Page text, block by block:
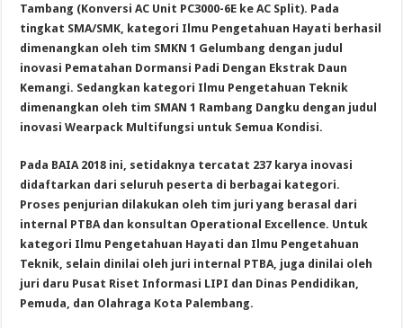
Tambang (Konversi AC Unit PC3000-6E ke AC Split). Pada
tingkat SMA/SMK, kategori Ilmu Pengetahuan Hayati berhasil
dimenangkan oleh tim SMKN 1 Gelumbang dengan judul
inovasi Pematahan Dormansi Padi Dengan Ekstrak Daun
Kemangi. Sedangkan kategori Ilmu Pengetahuan Teknik
dimenangkan oleh tim SMAN 1 Rambang Dangku dengan judul
inovasi Wearpack Multifungsi untuk Semua Kondisi.
Pada BAIA 2018 ini, setidaknya tercatat 237 karya inovasi
didaftarkan dari seluruh peserta di berbagai kategori.
Proses penjurian dilakukan oleh tim juri yang berasal dari
internal PTBA dan konsultan Operational Excellence. Untuk
kategori Ilmu Pengetahuan Hayati dan Ilmu Pengetahuan
Teknik, selain dinilai oleh juri internal PTBA, juga dinilai oleh
juri daru Pusat Riset Informasi LIPI dan Dinas Pendidikan,
Pemuda, dan Olahraga Kota Palembang.